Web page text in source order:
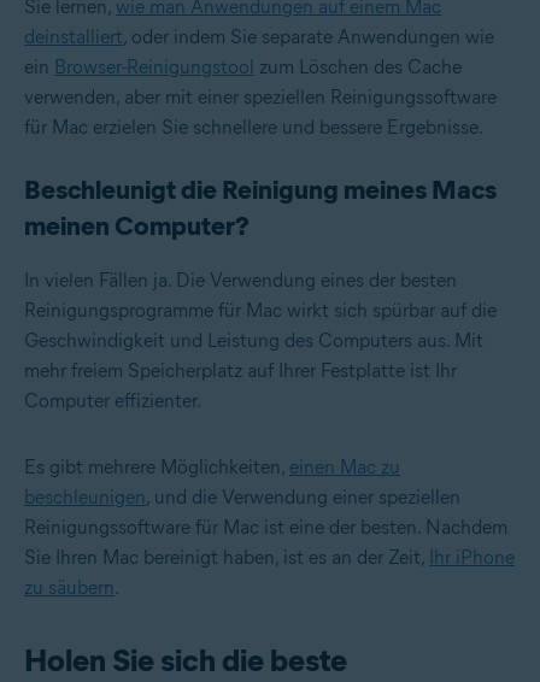
Sie lernen, wie man Anwendungen auf einem Mac
deinstalliert, oder indem Sie separate Anwendungen wie
ein Browser-Reinigungstool zum Löschen des Cache
verwenden, aber mit einer speziellen Reinigungssoftware
für Mac erzielen Sie schnellere und bessere Ergebnisse.
Beschleunigt die Reinigung meines Macs
meinen Computer?
In vielen Fällen ja. Die Verwendung eines der besten
Reinigungsprogramme für Mac wirkt sich spürbar auf die
Geschwindigkeit und Leistung des Computers aus. Mit
mehr freiem Speicherplatz auf Ihrer Festplatte ist Ihr
Computer effizienter.
Es gibt mehrere Möglichkeiten, einen Mac zu
beschleunigen , und die Verwendung einer speziellen
Reinigungssoftware für Mac ist eine der besten. Nachdem
Sie Ihren Mac bereinigt haben, ist es an der Zeit, Ihr iPhone
zu säubern .
Holen Sie sich die beste